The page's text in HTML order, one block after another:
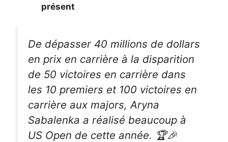
présent
De dépasser 40 millions de dollars
en prix en carrière à la disparition
de 50 victoires en carrière dans
les 10 premiers et 100 victoires en
carrière aux majors, Aryna
Sabalenka a réalisé beaucoup à
US Open de cette année. 🏆🎉